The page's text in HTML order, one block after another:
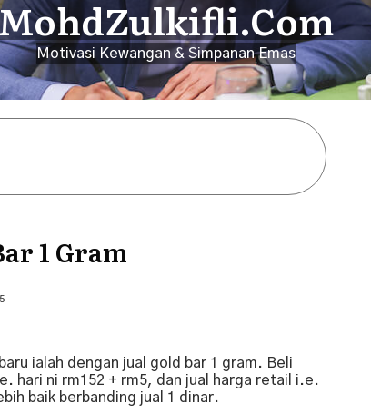
Motivasi Kewangan & Simpanan Emas
1 Gram
ialah dengan jual gold bar 1 gram. Beli
hari ni rm152 + rm5, dan jual harga retail i.e.
baik berbanding jual 1 dinar.